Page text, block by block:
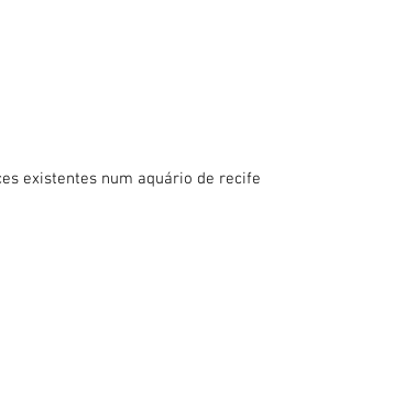
existentes num aquário de recife